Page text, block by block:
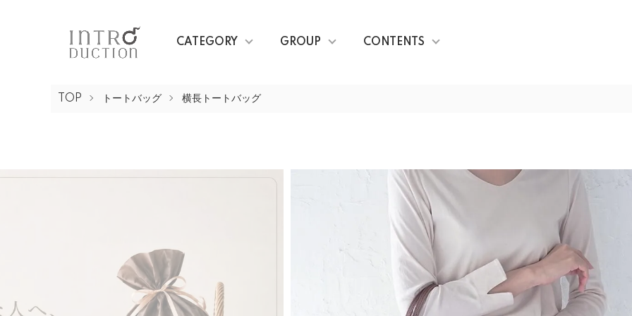
CATEGORY GROUP CONTENTS
TOP トートバッグ 横長トートバッグ